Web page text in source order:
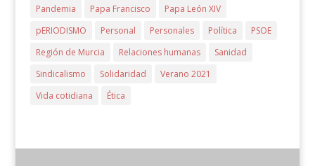
Pandemia
Papa Francisco
Papa León XIV
pERIODISMO
Personal Personales Política
PSOE
Región de Murcia
Relaciones humanas
Sanidad
Sindicalismo
Solidaridad
Verano 2021
Vida cotidiana
Ética